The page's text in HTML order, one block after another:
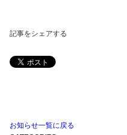
記事をシェアする
お知らせ一覧に戻る